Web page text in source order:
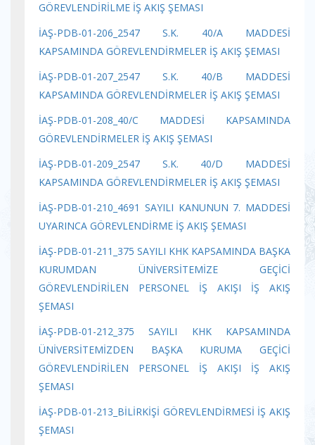
GÖREVLENDİRİLME İŞ AKIŞ ŞEMASI
İAŞ-PDB-01-206_2547 S.K. 40/A MADDESİ
KAPSAMINDA GÖREVLENDİRMELER İŞ AKIŞ ŞEMASI
İAŞ-PDB-01-207_2547 S.K. 40/B MADDESİ
KAPSAMINDA GÖREVLENDİRMELER İŞ AKIŞ ŞEMASI
İAŞ-PDB-01-208_40/C MADDESİ KAPSAMINDA
GÖREVLENDİRMELER İŞ AKIŞ ŞEMASI
İAŞ-PDB-01-209_2547 S.K. 40/D MADDESİ
KAPSAMINDA GÖREVLENDİRMELER İŞ AKIŞ ŞEMASI
İAŞ-PDB-01-210_4691 SAYILI KANUNUN 7. MADDESİ
UYARINCA GÖREVLENDİRME İŞ AKIŞ ŞEMASI
İAŞ-PDB-01-211_375 SAYILI KHK KAPSAMINDA BAŞKA
KURUMDAN ÜNİVERSİTEMİZE GEÇİCİ
GÖREVLENDİRİLEN PERSONEL İŞ AKIŞI İŞ AKIŞ
ŞEMASI
İAŞ-PDB-01-212_375 SAYILI KHK KAPSAMINDA
ÜNİVERSİTEMİZDEN BAŞKA KURUMA GEÇİCİ
GÖREVLENDİRİLEN PERSONEL İŞ AKIŞI İŞ AKIŞ
ŞEMASI
İAŞ-PDB-01-213_BİLİRKİŞİ GÖREVLENDİRMESİ İŞ AKIŞ
ŞEMASI